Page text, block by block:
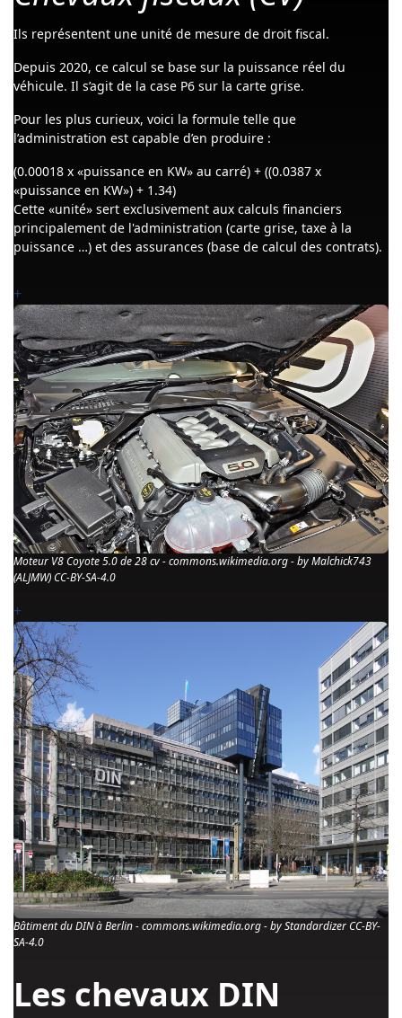
Ils représentent une unité de mesure de droit fiscal.
Depuis 2020, ce calcul se base sur la puissance réel du
véhicule. Il s’agit de la case P6 sur la carte grise.
Pour les plus curieux, voici la formule telle que
l’administration est capable d’en produire :
(0.00018 x «puissance en KW» au carré) + ((0.0387 x
«puissance en KW») + 1.34)
Cette «unité» sert exclusivement aux calculs financiers
principalement de l'administration (carte grise, taxe à la
puissance …) et des assurances (base de calcul des contrats).
+
Moteur V8 Coyote 5.0 de 28 cv - commons.wikimedia.org - by Malchick743
(ALJMW) CC-BY-SA-4.0
+
Bâtiment du DIN à Berlin - commons.wikimedia.org - by Standardizer CC-BY-
SA-4.0
Les chevaux DIN